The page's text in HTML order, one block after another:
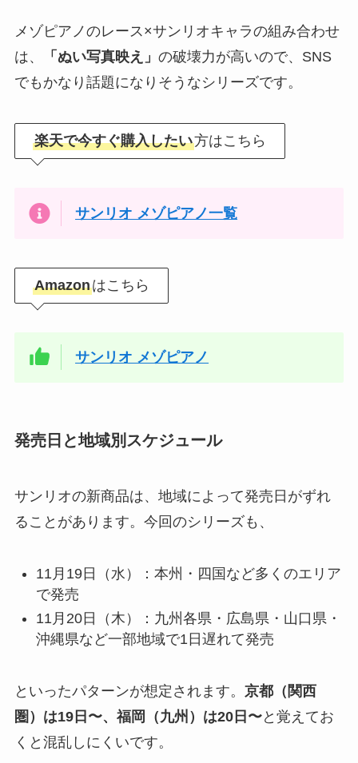
メゾピアノのレース×サンリオキャラの組み合わせ
は、
「ぬい写真映え」 の破壊力が高いので、SNS
でもかなり話題になりそうなシリーズです。
楽天で今すぐ購入したい方はこちら
サンリオ メゾピアノ一覧
Amazonはこちら
サンリオ メゾピアノ
発売日と地域別スケジュール
サンリオの新商品は、地域によって発売日がずれ
ることがあります。今回のシリーズも、
11月19日（水）：本州・四国など多くのエリア
で発売
11月20日（木）：九州各県・広島県・山口県・
沖縄県など一部地域で1日遅れて発売
といったパターンが想定されます。 京都（関西
圏）は19日〜、福岡（九州）は20日〜と覚えてお
くと混乱しにくいです。